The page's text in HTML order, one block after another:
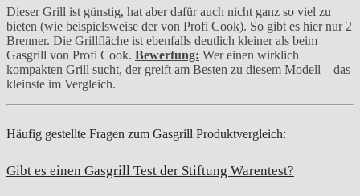
Dieser Grill ist günstig, hat aber dafür auch nicht ganz so viel zu
bieten (wie beispielsweise der von Profi Cook). So gibt es hier nur 2
Brenner. Die Grillfläche ist ebenfalls deutlich kleiner als beim
Gasgrill von Profi Cook. Bewertung: Wer einen wirklich
kompakten Grill sucht, der greift am Besten zu diesem Modell – das
kleinste im Vergleich.
Häufig gestellte Fragen zum Gasgrill Produktvergleich:
Gibt es einen Gasgrill Test der Stiftung Warentest?